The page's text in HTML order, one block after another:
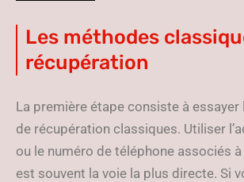
Les méthodes
récupération
La première étape consiste à
de récupération classiques. Utiliser
ou le numéro de téléphone associés
est souvent la voie la plus directe. Si